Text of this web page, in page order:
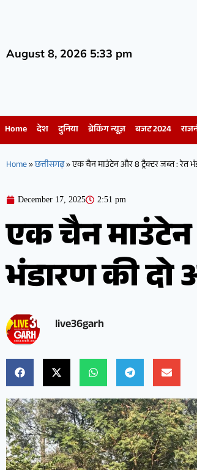
August 8, 2026 5:33 pm
Home देश दुनिया ब्रेकिंग न्यूज़ बजट 2024
Home»छत्तीसगढ़»एक चैन माउंटेन और 8 ट्रैक्टर जब्त : रेत
December 17, 2025 2:51 pm
एक चैन माउंटेन
भंडारण की दो
live36garh